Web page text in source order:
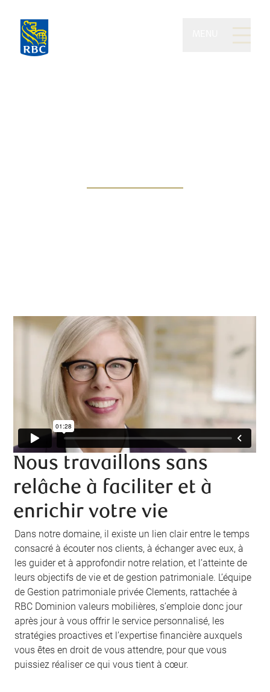
Nous travaillons sans
relâche à faciliter et à
enrichir votre vie
Dans notre domaine, il existe un lien clair entre le temps
consacré à écouter nos clients, à échanger avec eux, à
les guider et à approfondir notre relation, et l’atteinte de
leurs objectifs de vie et de gestion patrimoniale. L’équipe
de Gestion patrimoniale privée Clements, rattachée à
RBC Dominion valeurs mobilières, s’emploie donc jour
après jour à vous offrir le service personnalisé, les
stratégies proactives et l’expertise financière auxquels
vous êtes en droit de vous attendre, pour que vous
puissiez réaliser ce qui vous tient à cœur.